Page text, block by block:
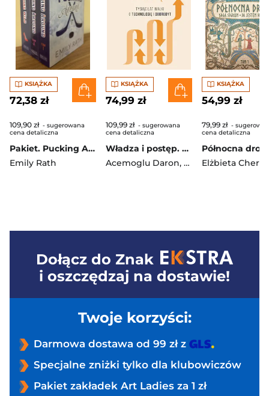
KSIĄŻKA
72,38 zł
109,90 zł - sugerowana
cena detaliczna
Pakiet. Pucking Around
Emily Rath
KSIĄŻKA
74,99 zł
109,99 zł - sugerowana
cena detaliczna
Władza i postęp. Tysiąc lat walki o technologię i dobrobyt
Acemoglu Daron, Simon Johnson
KSIĄŻKA
54,99 zł
79,99 zł -
cena detaliczna
Dołącz do Znak
i oszczędzaj na dostawie!
Twoje korzyści:
Darmowa dostawa od 99 zł z
Specjalne zniżki tylko dla klubowiczów
Pakiet zakładek Art Ladies za 1 zł